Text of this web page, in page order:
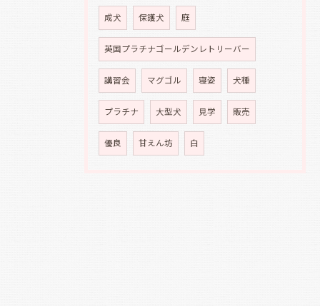
成犬 保護犬 庭
英国プラチナゴールデンレトリーバー
講習会 マグゴル 寝姿 犬種
プラチナ 大型犬 見学 販売
優良 甘えん坊 白